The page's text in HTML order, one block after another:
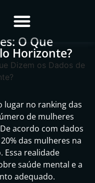
O Que
Horizonte?
lugar no ranking das
de mulheres
acordo com dados
das mulheres na
Essa realidade
saúde mental e a
adequado.